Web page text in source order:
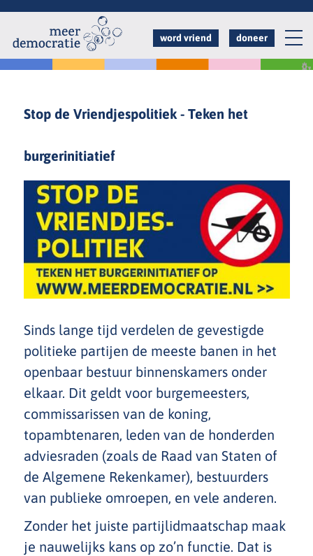
Overslaan
naar
de
gaan
word vriend doneer
Stop de Vriendjespolitiek - Teken het
burgerinitiatief
Sinds lange tijd verdelen de gevestigde
politieke partijen de meeste banen in het
openbaar bestuur binnenskamers onder
elkaar. Dit geldt voor burgemeesters,
commissarissen van de koning,
topambtenaren, leden van de honderden
adviesraden (zoals de Raad van Staten of
de Algemene Rekenkamer), bestuurders
van publieke omroepen, en vele anderen.
Zonder het juiste partijlidmaatschap maak
je nauwelijks kans op zo’n functie. Dat is